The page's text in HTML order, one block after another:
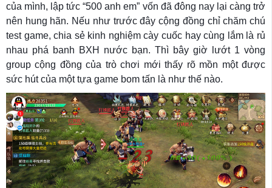
của mình, lập tức “500 anh em” vốn đã đông nay lại càng trở
nên hung hãn. Nếu như trước đây cộng đồng chỉ chăm chú
test game, chia sẻ kinh nghiệm cày cuốc hay cùng lắm là rủ
nhau phá banh BXH nước bạn. Thì bây giờ lướt 1 vòng
group cộng đồng của trò chơi mới thấy rõ mồn một được
sức hút của một tựa game bom tấn là như thế nào.